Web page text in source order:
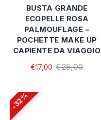
BUSTA GRANDE
ECOPELLE ROSA
PALMOUFLAGE –
POCHETTE MAKE UP
CAPIENTE DA VIAGGIO
€17,00 €25,00
32%